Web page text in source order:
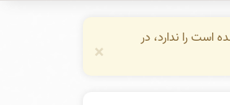
را ندارد، در
×